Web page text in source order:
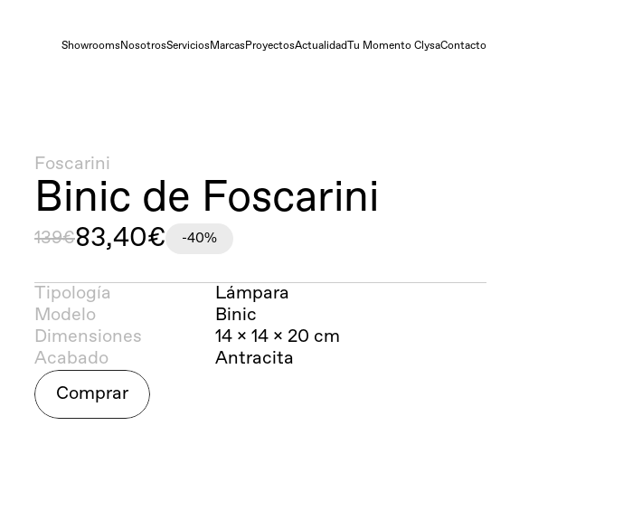
ShowroomsNosotrosServiciosMarcasProyectosActualidadTu Momento ClysaContacto
Foscarini
Binic de Foscarini
139€83,40€ -40%
Tipología
Lámpara
Modelo
Binic
Dimensiones
14 x 14 x 20 cm
Acabado
Antracita
Comprar